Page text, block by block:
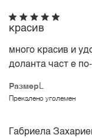
Размер L
Прекалено уголемен
красив
много красив и
доланта част е
Габриела